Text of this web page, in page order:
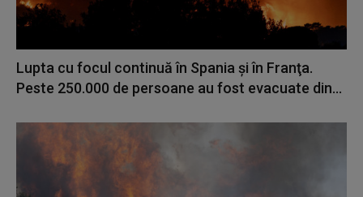
Lupta cu focul continuă în Spania şi în Franţa.
Peste 250.000 de persoane au fost evacuate din...